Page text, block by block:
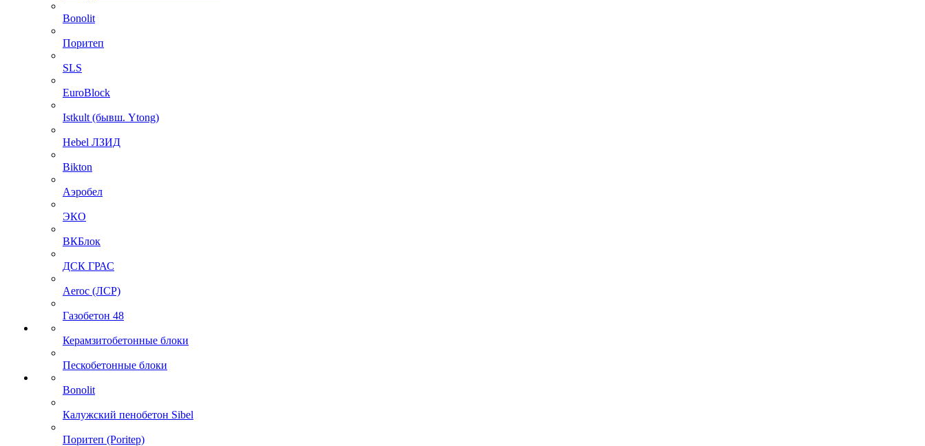
Bonolit
Поритеп
SLS
EuroBlock
Istkult (бывш. Ytong)
Hebel ЛЗИД
Bikton
Аэробел
ЭКО
ВКБлок
ДСК ГРАС
Aeroc (ЛСР)
Газобетон 48
Керамзитобетонные блоки
Пескобетонные блоки
Bonolit
Калужский пенобетон Sibel
Поритеп (Poritep)